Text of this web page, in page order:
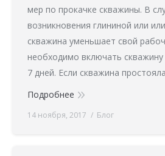
мер по прокачке скважины. В
возникновения глининой или
скважина уменьшает свой
необходимо включать скважину
7 дней. Если скважина
Подробнее
14 ноября, 2017 Блог